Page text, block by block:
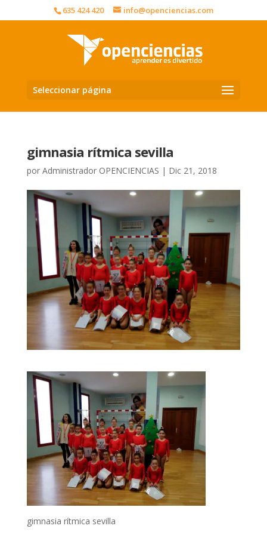
635 424 420 info@openciencias.com
Seleccionar página
gimnasia rítmica sevilla
por Administrador OPENCIENCIAS | Dic 21, 2018
gimnasia rítmica sevilla